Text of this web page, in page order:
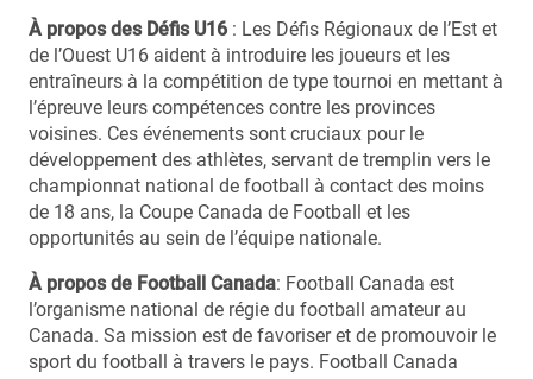
À propos des Défis U16 : Les Défis Régionaux de l’Est et
de l’Ouest U16 aident à introduire les joueurs et les
entraîneurs à la compétition de type tournoi en mettant à
l’épreuve leurs compétences contre les provinces
voisines. Ces événements sont cruciaux pour le
développement des athlètes, servant de tremplin vers le
championnat national de football à contact des moins
de 18 ans, la Coupe Canada de Football et les
opportunités au sein de l’équipe nationale.
À propos de Football Canada: Football Canada est
l’organisme national de régie du football amateur au
Canada. Sa mission est de favoriser et de promouvoir le
sport du football à travers le pays. Football Canada